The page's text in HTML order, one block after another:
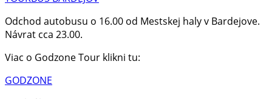
Odchod autobusu o 16.00 od Mestskej haly v Bardejove.
Návrat cca 23.00.
Viac o Godzone Tour klikni tu:
GODZONE